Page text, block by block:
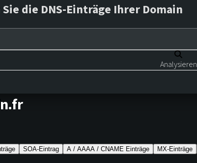
die DNS-Einträge Ihrer Domain
Analysieren
SOA-Eintrag A / AAAA / CNAME Einträge MX-Einträge